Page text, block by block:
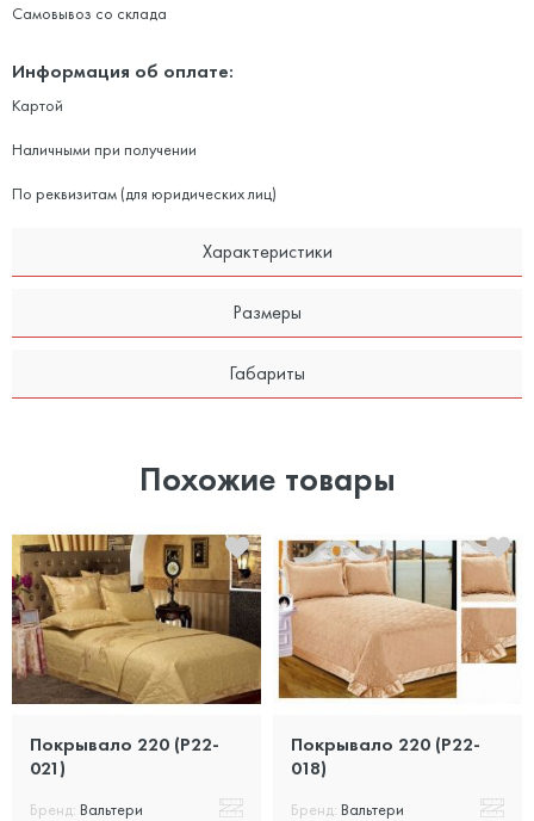
Самовывоз со склада
Информация об оплате:
Картой
Наличными при получении
По реквизитам (для юридических лиц)
Характеристики
Размеры
Габариты
Похожие товары
Покрывало 220 (P22-
021)
Бренд: Вальтери
Покрывало 220 (P22-
018)
Бренд: Вальтери